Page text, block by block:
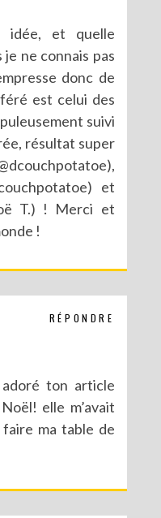
idée, et quelle
ne connais pas
donc de
est celui des
suivi
résultat super
et
T.) ! Merci et
!
RÉPONDRE
adoré ton article
elle m’avait
ma table de